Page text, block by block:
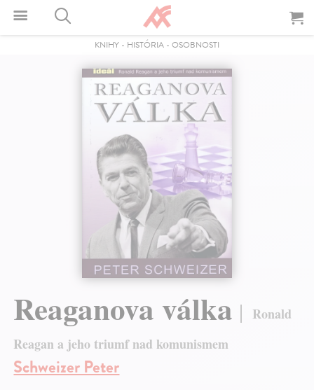
KNIHY - HISTÓRIA - OSOBNOSTI
Reaganova válka
Ronald
Reagan a jeho triumf nad komunismem
Schweizer Peter